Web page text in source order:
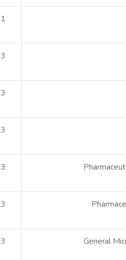
1
3
3
3
3
3
General
3